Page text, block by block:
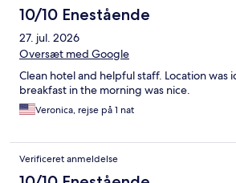
10/10 Enestående
27. jul. 2026
Oversæt med Google
Clean hotel and helpful staff. Location was
breakfast in the morning was nice.
Veronica, rejse på 1 nat
Verificeret anmeldelse